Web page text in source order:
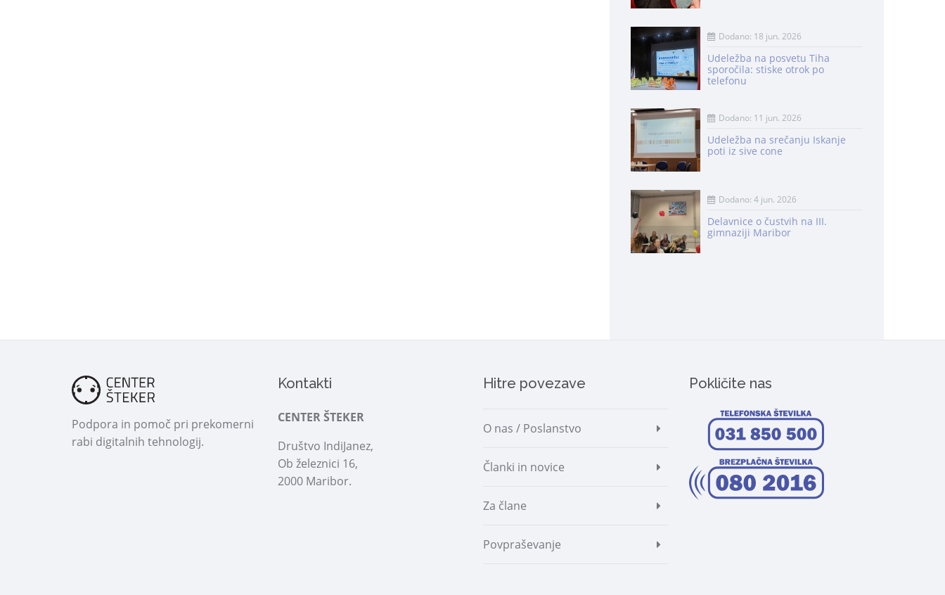
Dodano: 18 jun. 2026
Udeležba na posvetu Tiha
sporočila: stiske otrok po
telefonu
Dodano: 11 jun. 2026
Udeležba na srečanju Iskanje
poti iz sive cone
Dodano: 4 jun. 2026
Delavnice o čustvih na III.
gimnaziji Maribor
Podpora in pomoč pri prekomerni
rabi digitalnih tehnologij.
Kontakti
CENTER ŠTEKER
Društvo IndiJanez,
Ob železnici 16,
2000 Maribor.
Hitre povezave
O nas / Poslanstvo
Članki in novice
Za člane
Povpraševanje
Pokličite nas